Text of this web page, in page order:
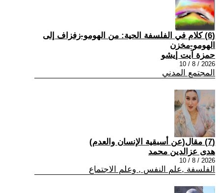
(6) كلام في الفلسفة الحية: من الهومو-زفزاف إلى
الهومو-مخزن
حمزة آيت إيشو
2026 / 8 / 10
المجتمع المدني
(7) مقال(عن أسبقية الإنسان والعدم)
هدى عزالدين محمد
2026 / 8 / 10
الفلسفة ,علم النفس , وعلم الاجتماع